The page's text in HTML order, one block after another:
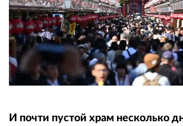
И почти пустой храм несколько